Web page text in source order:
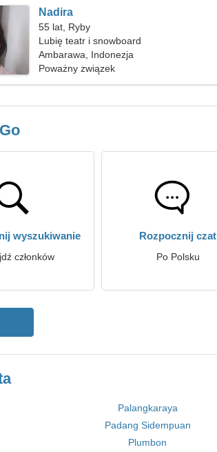
Nadira
55 lat, Ryby
Lubię teatr i snowboard
Ambarawa, Indonezja
Poważny związek
wyszukiwanie
członków
Rozpocznij czat
Po Polsku
Palangkaraya
Padang Sidempuan
Plumbon